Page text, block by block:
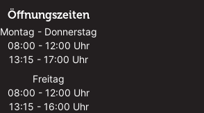
Öffnungszeiten
Montag - Donnerstag
08:00 - 12:00 Uhr
13:15 - 17:00 Uhr
Freitag
08:00 - 12:00 Uhr
13:15 - 16:00 Uhr